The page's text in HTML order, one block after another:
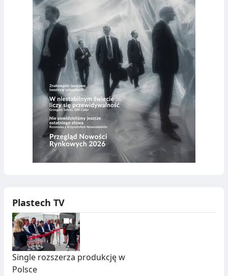
Plastech TV
Single rozszerza produkcję w
Polsce